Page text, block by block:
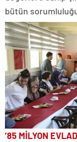
bütün
’85 MİLYON